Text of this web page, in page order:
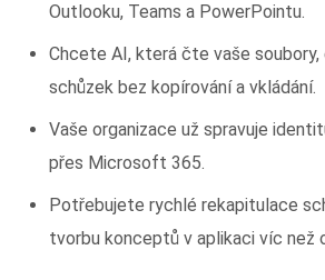
Outlooku, Teams a PowerPointu.
Chcete AI, která čte vaše
schůzek bez kopírování a vkládání.
Vaše organizace už spravuje
přes Microsoft 365.
Potřebujete rychlé rekapitulace
tvorbu konceptů v aplikaci víc než